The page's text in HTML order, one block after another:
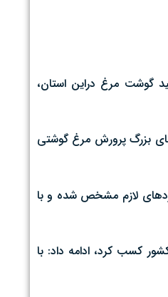
گوشت مرغ دراین استان،
بزرگ پرورش مرغ گوشتی
لازم مشخص شده و با
کسب کرد، ادامه داد: با